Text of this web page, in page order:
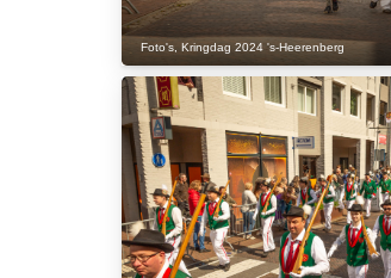
Foto's Kringdag 2024 's-Heerenberg